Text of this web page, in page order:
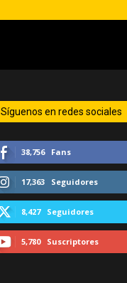
Síguenos en redes sociales
38,756 Fans
17,363 Seguidores
8,427 Seguidores
5,780 Suscriptores